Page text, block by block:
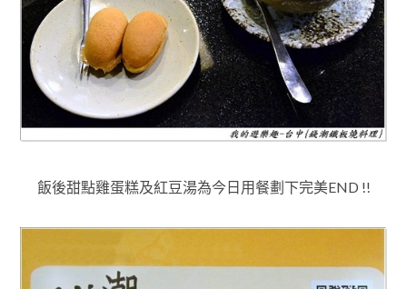
飯後甜點雞蛋糕及紅豆湯為今日用餐劃下完美END !!